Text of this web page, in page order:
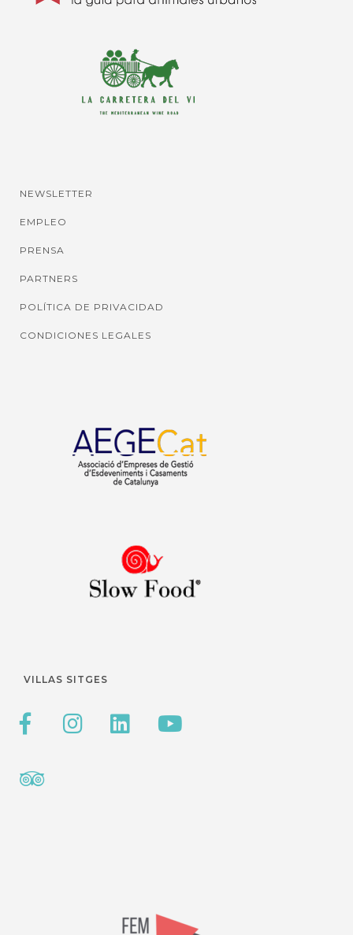
NEWSLETTER
EMPLEO
PRENSA
PARTNERS
POLÍTICA DE PRIVACIDAD
CONDICIONES LEGALES
VILLAS SITGES